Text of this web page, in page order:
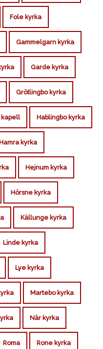
Fole kyrka
Gammelgarn kyrka
Garde kyrka
Grötlingbo kyrka
kapell Hablingbo kyrka
Hamra kyrka
Hejnum kyrka
Hörsne kyrka
Källunge kyrka
Linde kyrka
Lye kyrka
Martebo kyrka
När kyrka
Roma Rone kyrka